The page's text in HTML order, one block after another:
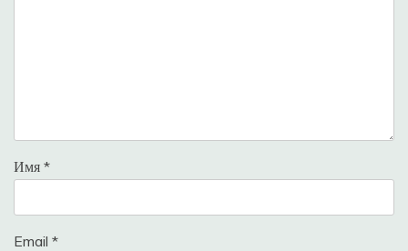
Имя *
Email *